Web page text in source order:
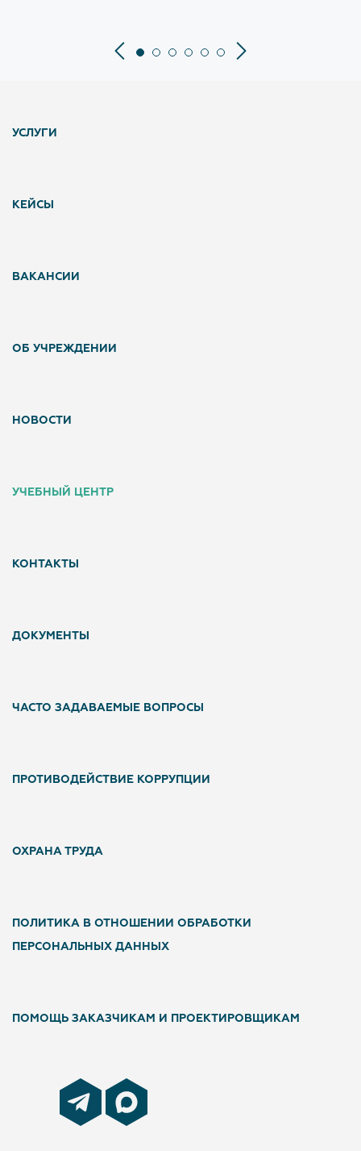
УСЛУГИ
КЕЙСЫ
ВАКАНСИИ
ОБ УЧРЕЖДЕНИИ
НОВОСТИ
УЧЕБНЫЙ ЦЕНТР
КОНТАКТЫ
ДОКУМЕНТЫ
ЧАСТО ЗАДАВАЕМЫЕ ВОПРОСЫ
ПРОТИВОДЕЙСТВИЕ КОРРУПЦИИ
ОХРАНА ТРУДА
ПОЛИТИКА В ОТНОШЕНИИ ОБРАБОТКИ
ПЕРСОНАЛЬНЫХ ДАННЫХ
ПОМОЩЬ ЗАКАЗЧИКАМ И ПРОЕКТИРОВЩИКАМ